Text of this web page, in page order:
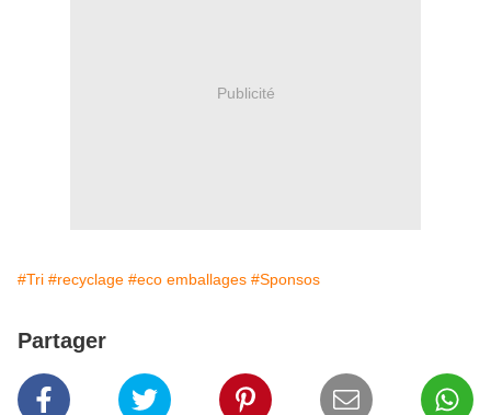
Publicité
#Tri #recyclage #eco emballages #Sponsos
Partager